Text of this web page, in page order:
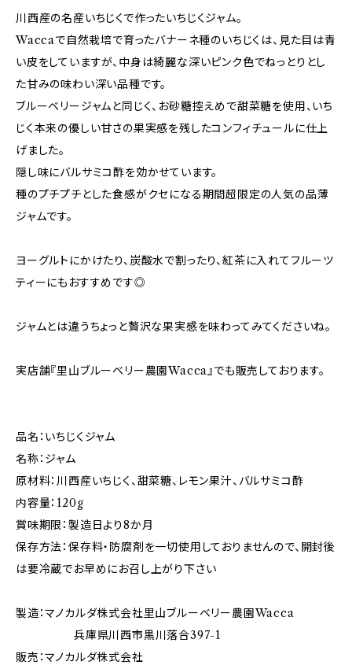
川西産の名産いちじくで作ったいちじくジャム。
Waccaで自然栽培で育ったバナーネ種のいちじくは、見た目は青
い皮をしていますが、中身は綺麗な深いピンク色でねっとりとし
た甘みの味わい深い品種です。
ブルーベリージャムと同じく、お砂糖控えめで甜菜糖を使用、いち
じく本来の優しい甘さの果実感を残したコンフィチュールに仕上
げました。
隠し味にバルサミコ酢を効かせています。
種のプチプチとした食感がクセになる期間超限定の人気の品薄
ジャムです。
ヨーグルトにかけたり、炭酸水で割ったり、紅茶に入れてフルーツ
ティーにもおすすめです◎
ジャムとは違うちょっと贅沢な果実感を味わってみてくださいね。
実店舗『里山ブルーベリー農園Wacca』でも販売しております。
品名：いちじくジャム
名称：ジャム
原材料：川西産いちじく、甜菜糖、レモン果汁、バルサミコ酢
内容量：120g
賞味期限：製造日より8か月
保存方法：保存料・防腐剤を一切使用しておりませんので、開封後
は要冷蔵でお早めにお召し上がり下さい
製造：マノカルダ株式会社里山ブルーベリー農園Wacca
兵庫県川西市黒川落合397-1
販売：マノカルダ株式会社